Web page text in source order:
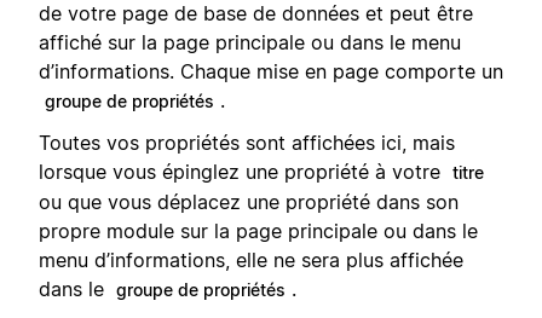
de votre page de base de données et peut être
affiché sur la page principale ou dans le menu
d’informations. Chaque mise en page comporte un
groupe de propriétés .
Toutes vos propriétés sont affichées ici, mais
lorsque vous épinglez une propriété à votre titre
ou que vous déplacez une propriété dans son
propre module sur la page principale ou dans le
menu d’informations, elle ne sera plus affichée
dans le groupe de propriétés .